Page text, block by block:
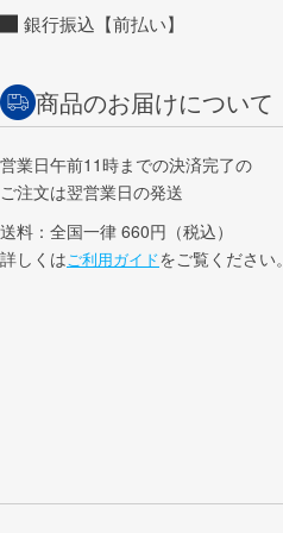
銀行振込【前払い】
商品のお届けについて
営業日午前11時までの決済完了の
ご注文は翌営業日の発送
送料：全国一律 660円（税込）
詳しくはご利用ガイドをご覧ください。